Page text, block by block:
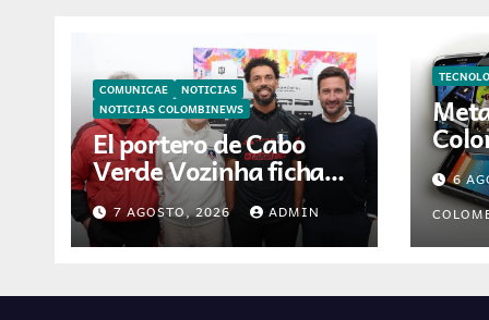
COMUNICAE
NOTICIAS
NOTICIAS COLOMBINEWS
El portero de Cabo
Verde Vozinha ficha
por Colo-Colo y
JETOUR respalda su
nueva etapa
7 AGOSTO, 2026 ADMIN
6